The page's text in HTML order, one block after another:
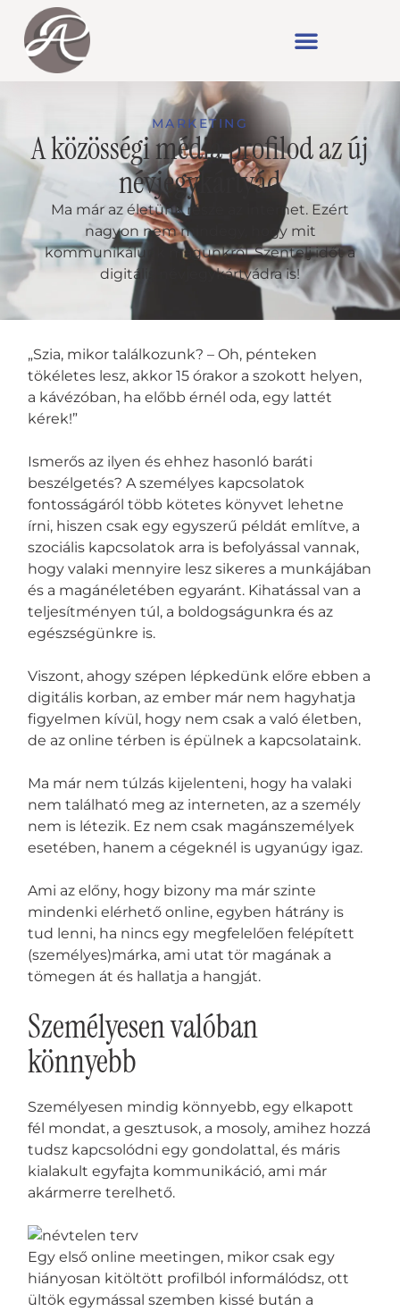
MARKETING
A közösségi média profilod az új
névjegykártyád
Ma már az életünk része az internet. Ezért
nagyon nem mindegy, hogy mit
kommunikálunk magunkról. Szentelj időt a
digitális névjegykártyádra is!
„Szia, mikor találkozunk? – Oh, pénteken
tökéletes lesz, akkor 15 órakor a szokott helyen,
a kávézóban, ha előbb érnél oda, egy lattét
kérek!”
Ismerős az ilyen és ehhez hasonló baráti
beszélgetés? A személyes kapcsolatok
fontosságáról több kötetes könyvet lehetne
írni, hiszen csak egy egyszerű példát említve, a
szociális kapcsolatok arra is befolyással vannak,
hogy valaki mennyire lesz sikeres a munkájában
és a magánéletében egyaránt. Kihatással van a
teljesítményen túl, a boldogságunkra és az
egészségünkre is.
Viszont, ahogy szépen lépkedünk előre ebben a
digitális korban, az ember már nem hagyhatja
figyelmen kívül, hogy nem csak a való életben,
de az online térben is épülnek a kapcsolataink.
Ma már nem túlzás kijelenteni, hogy ha valaki
nem található meg az interneten, az a személy
nem is létezik. Ez nem csak magánszemélyek
esetében, hanem a cégeknél is ugyanúgy igaz.
Ami az előny, hogy bizony ma már szinte
mindenki elérhető online, egyben hátrány is
tud lenni, ha nincs egy megfelelően felépített
(személyes)márka, ami utat tör magának a
tömegen át és hallatja a hangját.
Személyesen valóban
könnyebb
Személyesen mindig könnyebb, egy elkapott
fél mondat, a gesztusok, a mosoly, amihez hozzá
tudsz kapcsolódni egy gondolattal, és máris
kialakult egyfajta kommunikáció, ami már
akármerre terelhető.
Egy első online meetingen, mikor csak egy
hiányosan kitöltött profilból informálódsz, ott
ültök egymással szemben kissé bután a